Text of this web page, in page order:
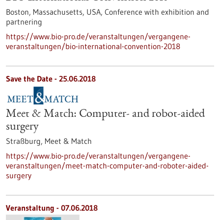
Boston, Massachusetts, USA, Conference with exhibition and
partnering
https://www.bio-pro.de/veranstaltungen/vergangene-
veranstaltungen/bio-international-convention-2018
Save the Date - 25.06.2018
Meet & Match: Computer- and robot-aided
surgery
Straßburg, Meet & Match
https://www.bio-pro.de/veranstaltungen/vergangene-
veranstaltungen/meet-match-computer-and-roboter-aided-
surgery
Veranstaltung - 07.06.2018